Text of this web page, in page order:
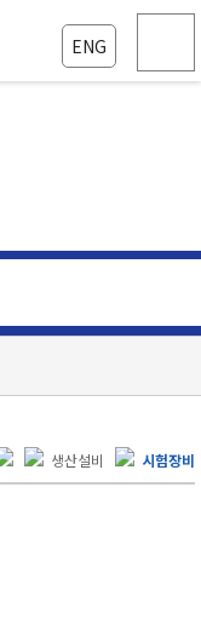
ENG
생산설비 시험장비